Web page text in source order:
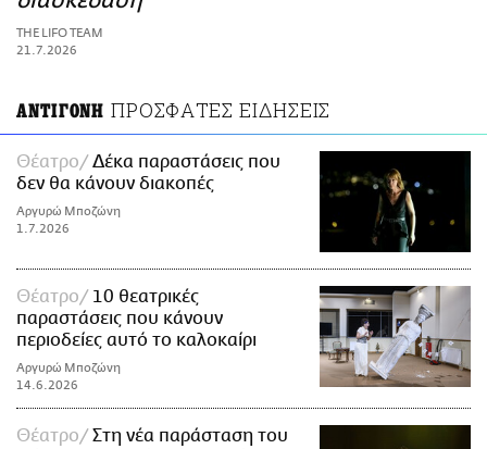
ΑΜΠΑ
PRINT
THE LIFO TEAM
21.7.2026
ΑΝΤΙΓΟΝΗ ΠΡΟΣΦΑΤΕΣ ΕΙΔΗΣΕΙΣ
Θέατρο
Δέκα παραστάσεις που
δεν θα κάνουν διακοπές
Αργυρώ Μποζώνη
1.7.2026
Θέατρο
10 θεατρικές
παραστάσεις που κάνουν
περιοδείες αυτό το καλοκαίρι
Αργυρώ Μποζώνη
14.6.2026
Θέατρο
Στη νέα παράσταση του